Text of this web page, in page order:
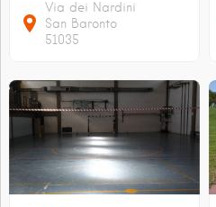
Via dei Nardini
San Baronto
51035